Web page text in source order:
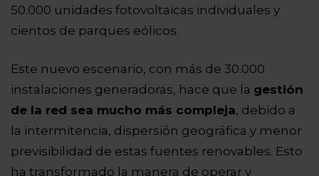
50.000 unidades fotovoltaicas individuales y
cientos de parques eólicos.
Este nuevo escenario, con más de 30.000
instalaciones generadoras, hace que la gestión
de la red sea mucho más compleja, debido a
la intermitencia, dispersión geográfica y menor
previsibilidad de estas fuentes renovables. Esto
ha transformado la manera de operar y